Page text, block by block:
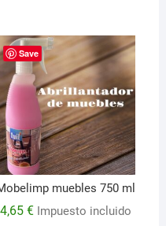
Save
muebles 750 ml
4,65 € Impuesto incluido